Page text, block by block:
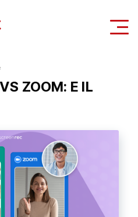
Scarica Gratis
ZOOM: E IL